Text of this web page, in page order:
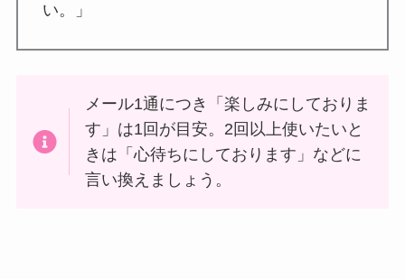
い。」
メール1通につき「楽しみにしておりま
す」は1回が目安。2回以上使いたいと
きは「心待ちにしております」などに
言い換えましょう。